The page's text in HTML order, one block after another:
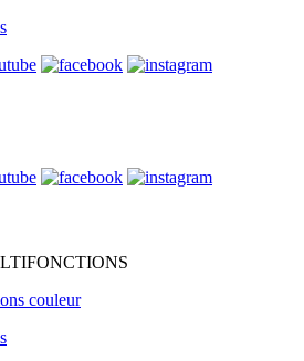
couleur